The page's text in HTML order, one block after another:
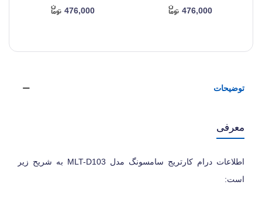
476,000
476,000
توضیحات
معرفی
اطلاعات درام کارتریج سامسونگ مدل MLT-D103 به شریح زیر
است: